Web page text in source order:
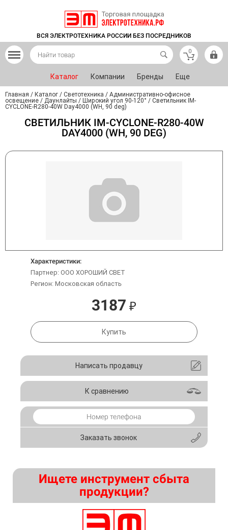
ВСЯ ЭЛЕКТРОТЕХНИКА РОССИИ БЕЗ ПОСРЕДНИКОВ
0
Каталог Компании Бренды Еще
Главная / Каталог / Светотехника / Административно-офисное
освещение / Даунлайты / Широкий угол 90-120° / Светильник IM-
CYCLONE-R280-40W Day4000 (WH, 90 deg)
СВЕТИЛЬНИК IM-CYCLONE-R280-40W
DAY4000 (WH, 90 DEG)
Характеристики:
Партнер: ООО ХОРОШИЙ СВЕТ
Регион: Московская область
3187 ₽
Купить
Ищете инструмент сбыта
продукции?
Написать продавцу
К сравнению
Заказать звонок